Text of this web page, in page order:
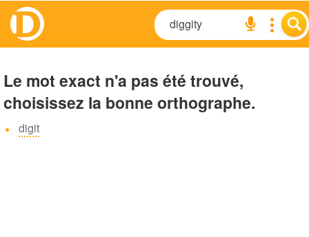
Le mot exact n'a pas été trouvé,
choisissez la bonne orthographe.
digit